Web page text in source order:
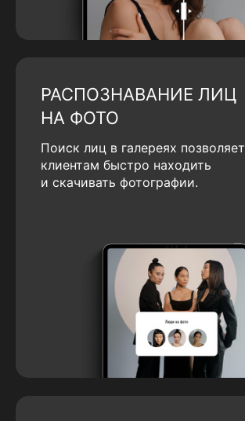
РАСПОЗНАВАНИЕ ЛИЦ
НА ФОТО
Поиск лиц в галереях позволяет
клиентам быстро находить
и скачивать фотографии.